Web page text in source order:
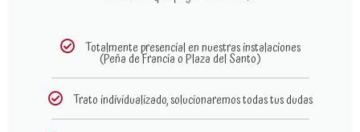
Totalmente presencial en nuestras instalaciones
(Peña de Francia o Plaza del Santo)
Trato individualizado, solucionaremos todas tus dudas